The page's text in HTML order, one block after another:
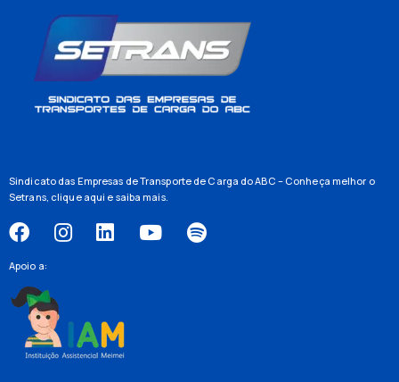
Sindicato das Empresas de Transporte de Carga do ABC – Conheça melhor o
Setrans, clique aqui e saiba mais.
Apoio a: